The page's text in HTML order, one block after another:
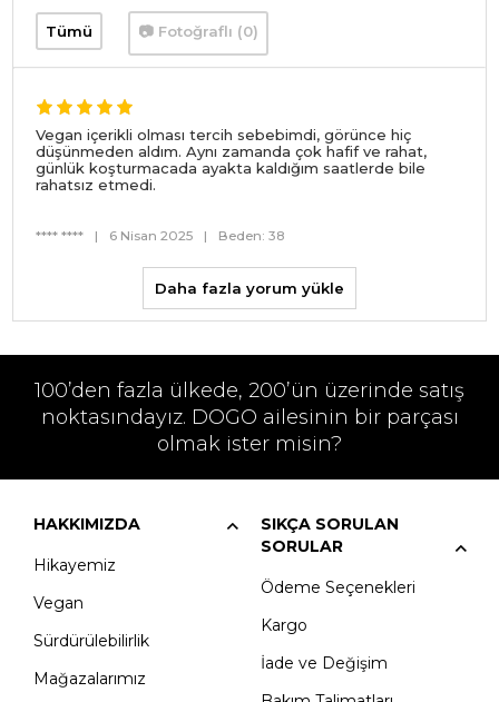
Tümü 📷 Fotoğraflı (0)
Vegan içerikli olması tercih sebebimdi, görünce hiç
düşünmeden aldım. Aynı zamanda çok hafif ve rahat,
günlük koşturmacada ayakta kaldığım saatlerde bile
rahatsız etmedi.
**** **** | 6 Nisan 2025 | Beden: 38
Daha fazla yorum yükle
100’den fazla ülkede, 200’ün üzerinde satış
noktasındayız. DOGO ailesinin bir parçası
olmak ister misin?
HAKKIMIZDA
Hikayemiz
Vegan
Sürdürülebilirlik
Mağazalarımız
SIKÇA SORULAN
SORULAR
Ödeme Seçenekleri
Kargo
İade ve Değişim